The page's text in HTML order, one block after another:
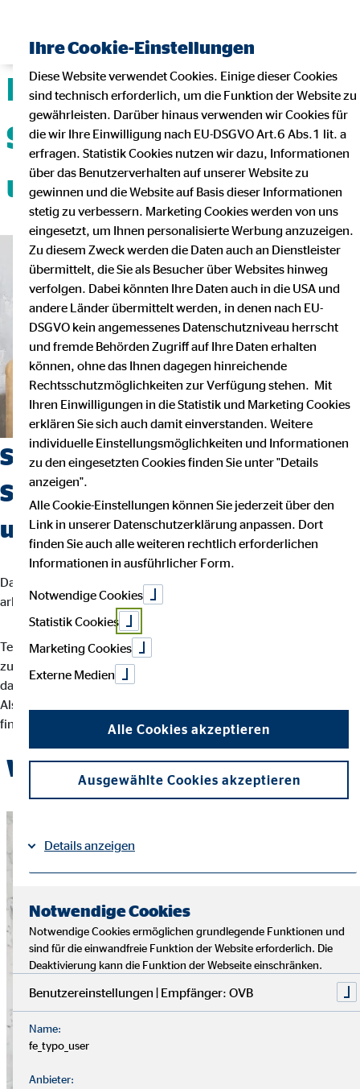
Deine Karriere mit
Sicherheit, Flexibilität
und Teamgeist!
Suchst du einen Job, der
Sicherheit, Selbstbestimmung
und Flexibilität vereint?
Dann bist du bei uns richtig. Wir glauben, dass man am besten
arbeitet, wenn man seinem eigenen Rhythmus folgt.
Teamarbeit und intensiver Austausch sind für uns der Schlüssel
zu besten Ergebnissen. Dein Arbeitsalltag ist abwechslungsreich,
da jede Kundin und jeder Kunde individuelle Lösungen braucht.
Als OVB-Berater*in unterstützt du deine Kund*innen bei
finanziellen Entscheidungen und der Erreichung ihrer Ziele.
Werde Teil des OVB-Teams
Ihre Cookie-Einstellungen
Diese Website verwendet Cookies. Einige dieser Cookies
sind technisch erforderlich, um die Funktion der Website zu
gewährleisten. Darüber hinaus verwenden wir Cookies für
die wir Ihre Einwilligung nach EU-DSGVO Art.6 Abs.1 lit. a
erfragen. Statistik Cookies nutzen wir dazu, Informationen
über das Benutzerverhalten auf unserer Website zu
gewinnen und die Website auf Basis dieser Informationen
stetig zu verbessern. Marketing Cookies werden von uns
eingesetzt, um Ihnen personalisierte Werbung anzuzeigen.
Zu diesem Zweck werden die Daten auch an Dienstleister
übermittelt, die Sie als Besucher über Websites hinweg
verfolgen. Dabei könnten Ihre Daten auch in die USA und
andere Länder übermittelt werden, in denen nach EU-
DSGVO kein angemessenes Datenschutzniveau herrscht
und fremde Behörden Zugriff auf Ihre Daten erhalten
können, ohne das Ihnen dagegen hinreichende
Rechtsschutzmöglichkeiten zur Verfügung stehen. Mit
Ihren Einwilligungen in die Statistik und Marketing Cookies
erklären Sie sich auch damit einverstanden. Weitere
individuelle Einstellungsmöglichkeiten und Informationen
zu den eingesetzten Cookies finden Sie unter "Details
anzeigen".
Alle Cookie-Einstellungen können Sie jederzeit über den
Link in unserer Datenschutzerklärung anpassen. Dort
finden Sie auch alle weiteren rechtlich erforderlichen
Informationen in ausführlicher Form.
Notwendige Cookies
Statistik Cookies
Marketing Cookies
Externe Medien
Alle Cookies akzeptieren
Ausgewählte Cookies akzeptieren
Details anzeigen
Notwendige Cookies
Notwendige Cookies ermöglichen grundlegende Funktionen und
sind für die einwandfreie Funktion der Website erforderlich. Die
Deaktivierung kann die Funktion der Webseite einschränken.
Benutzereinstellungen | Empfänger: OVB
Name:
fe_typo_user
Anbieter: